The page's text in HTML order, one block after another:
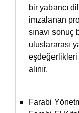
bir yabancı
imzalanan
sınavı
uluslararası
eşdeğerlikleri
alınır.
Farabi